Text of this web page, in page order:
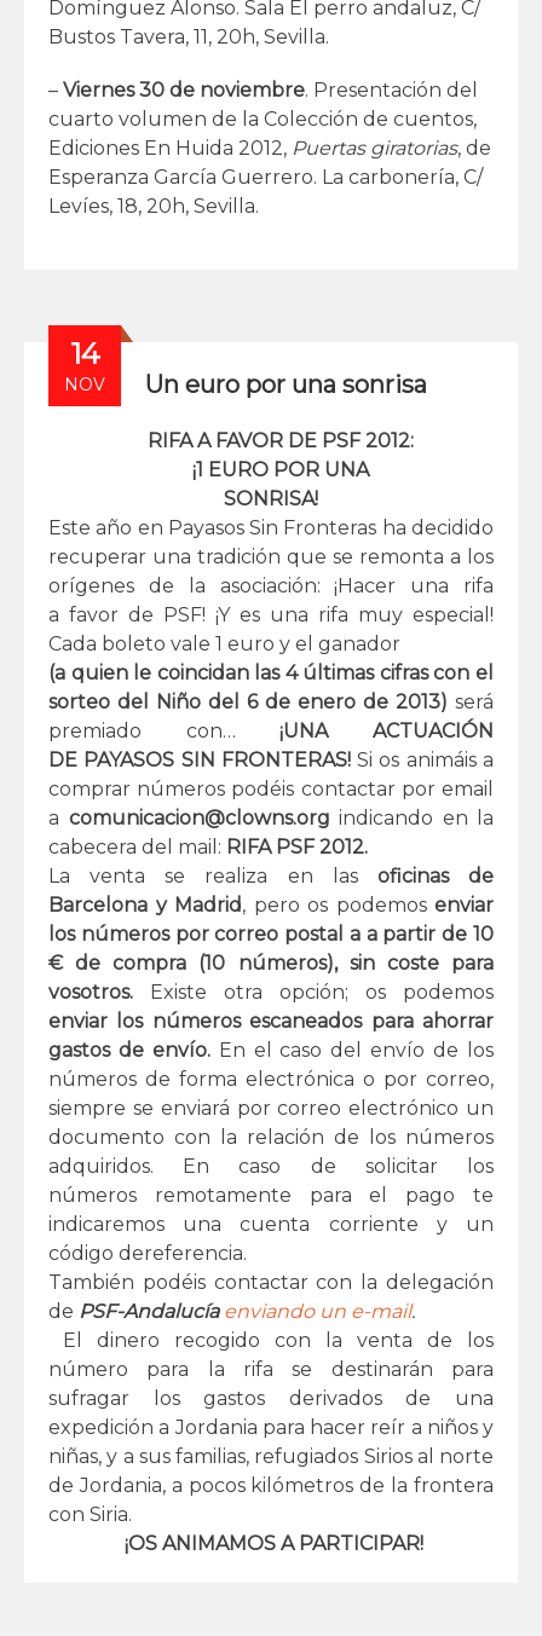
Domínguez Alonso. Sala El perro andaluz, C/
Bustos Tavera, 11, 20h, Sevilla.
– Viernes30 de noviembre. Presentación del
cuarto volumen de la Colección de cuentos,
Ediciones En Huida 2012, Puertas giratorias, de
Esperanza García Guerrero. La carbonería, C/
Levíes, 18, 20h, Sevilla.
14
NOV Un euro por una sonrisa
RIFA A FAVOR DE PSF 2012:
¡1 EURO POR UNA
SONRISA!
Este año en Payasos Sin Fronteras ha decidido
recuperar una tradición que se remonta a los
orígenes de la asociación: ¡Hacer una rifa
a favor de PSF! ¡Y es una rifa muy especial!
Cada boleto vale 1 euro y el ganador
(a quien le coincidan las 4 últimas cifras con el
sorteo del Niño del 6 de enero de 2013) será
premiado con…¡UNA ACTUACIÓN
DE PAYASOS SIN FRONTERAS!Si os animáis a
comprar números podéis contactar por email
a comunicacion@clowns.org indicando en la
cabecera del mail: RIFA PSF 2012.
La venta se realiza en las oficinas de
Barcelona y Madrid, pero os podemos enviar
los números por correo postal a a partir de 10
€ de compra (10 números), sin coste para
vosotros. Existe otra opción; os podemos
enviar los números escaneados para ahorrar
gastos de envío.En el caso del envío de los
números de forma electrónica o por correo,
siempre se enviará por correo electrónico un
documento con la relación de los números
adquiridos. En caso de solicitar los
números remotamente para el pago te
indicaremos una cuenta corriente y un
código dereferencia.
También podéis contactar con la delegación
de PSF-Andalucía enviando un e-mail.
El dinero recogido con la venta de los
número para la rifa se destinarán para
sufragar los gastos derivados de una
expedición a Jordania para hacer reír a niños y
niñas, y a sus familias, refugiados Sirios al norte
de Jordania, a pocos kilómetros de la frontera
con Siria.
¡OS ANIMAMOS A PARTICIPAR!